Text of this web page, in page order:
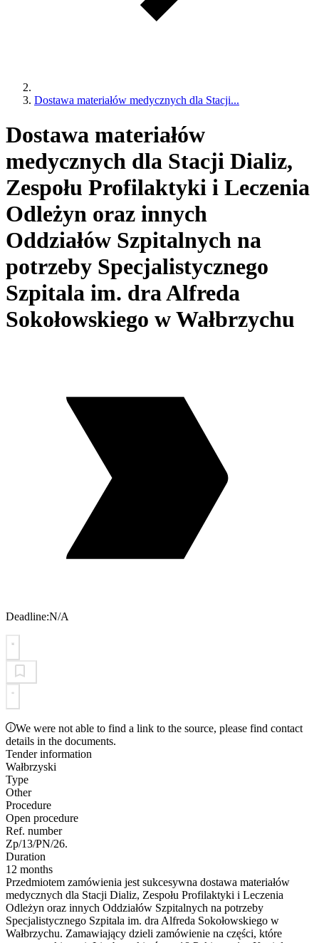
Dostawa materiałów medycznych dla Stacji...
Dostawa materiałów
medycznych dla Stacji Dializ,
Zespołu Profilaktyki i Leczenia
Odleżyn oraz innych
Oddziałów Szpitalnych na
potrzeby Specjalistycznego
Szpitala im. dra Alfreda
Sokołowskiego w Wałbrzychu
Deadline:N/A
We were not able to find a link to the source, please find contact
details in the documents.
Tender information
Wałbrzyski
Type
Other
Procedure
Open procedure
Ref. number
Zp/13/PN/26.
Duration
12 months
Przedmiotem zamówienia jest sukcesywna dostawa materiałów
medycznych dla Stacji Dializ, Zespołu Profilaktyki i Leczenia
Odleżyn oraz innych Oddziałów Szpitalnych na potrzeby
Specjalistycznego Szpitala im. dra Alfreda Sokołowskiego w
Wałbrzychu. Zamawiający dzieli zamówienie na części, które